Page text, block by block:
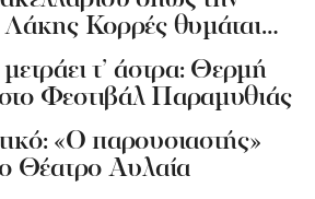
Κορρές θυμάται…
τ’ άστρα: Θερμή
Φεστιβάλ Παραμυθιάς
«Ο παρουσιαστής»
Θέατρο Αυλαία